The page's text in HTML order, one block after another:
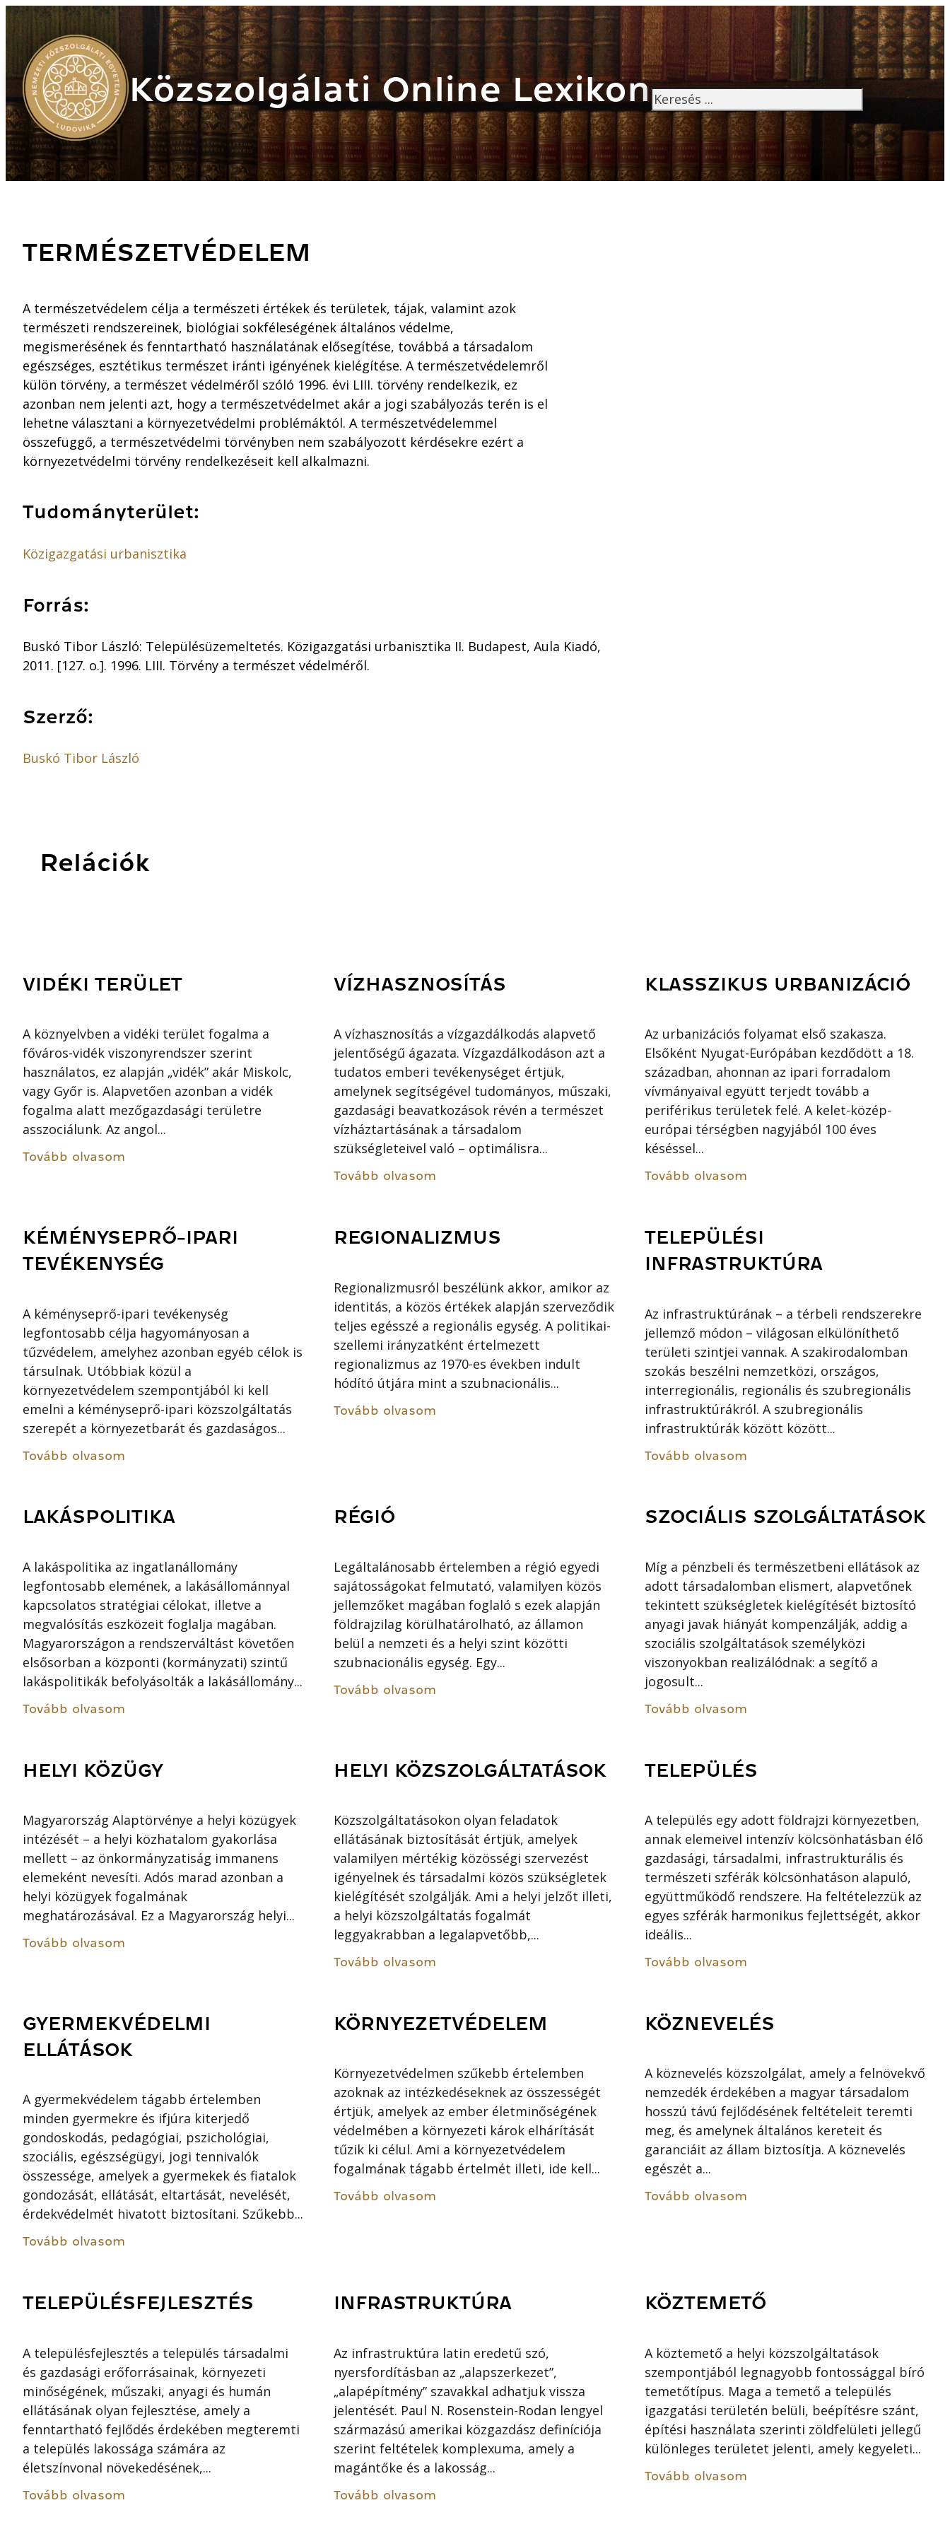
Közszolgálati Online Lexikon Keresés
TERMÉSZETVÉDELEM
A természetvédelem célja a természeti értékek és területek, tájak, valamint azok
természeti rendszereinek, biológiai sokféleségének általános védelme,
megismerésének és fenntartható használatának elősegítése, továbbá a társadalom
egészséges, esztétikus természet iránti igényének kielégítése. A természetvédelemről
külön törvény, a természet védelméről szóló 1996. évi LIII. törvény rendelkezik, ez
azonban nem jelenti azt, hogy a természetvédelmet akár a jogi szabályozás terén is el
lehetne választani a környezetvédelmi problémáktól. A természetvédelemmel
összefüggő, a természetvédelmi törvényben nem szabályozott kérdésekre ezért a
környezetvédelmi törvény rendelkezéseit kell alkalmazni.
Tudományterület:
Közigazgatási urbanisztika
Forrás:
Buskó Tibor László: Településüzemeltetés. Közigazgatási urbanisztika II. Budapest, Aula Kiadó,
2011. [127. o.]. 1996. LIII. Törvény a természet védelméről.
Szerző:
Buskó Tibor László
Relációk
VIDÉKI TERÜLET
A köznyelvben a vidéki terület fogalma a
főváros-vidék viszonyrendszer szerint
használatos, ez alapján „vidék” akár Miskolc,
vagy Győr is. Alapvetően azonban a vidék
fogalma alatt mezőgazdasági területre
asszociálunk. Az angol...
Tovább olvasom
VÍZHASZNOSÍTÁS
A vízhasznosítás a vízgazdálkodás alapvető
jelentőségű ágazata. Vízgazdálkodáson azt a
tudatos emberi tevékenységet értjük,
amelynek segítségével tudományos, műszaki,
gazdasági beavatkozások révén a természet
vízháztartásának a társadalom
szükségleteivel való – optimálisra...
Tovább olvasom
KLASSZIKUS URBANIZÁCIÓ
Az urbanizációs folyamat első szakasza.
Elsőként Nyugat-Európában kezdődött a 18.
században, ahonnan az ipari forradalom
vívmányaival együtt terjedt tovább a
periférikus területek felé. A kelet-közép-
európai térségben nagyjából 100 éves
késéssel...
Tovább olvasom
KÉMÉNYSEPRŐ-IPARI
TEVÉKENYSÉG
A kéményseprő-ipari tevékenység
legfontosabb célja hagyományosan a
tűzvédelem, amelyhez azonban egyéb célok is
társulnak. Utóbbiak közül a
környezetvédelem szempontjából ki kell
emelni a kéményseprő-ipari közszolgáltatás
szerepét a környezetbarát és gazdaságos...
Tovább olvasom
REGIONALIZMUS
Regionalizmusról beszélünk akkor, amikor az
identitás, a közös értékek alapján szerveződik
teljes egésszé a regionális egység. A politikai-
szellemi irányzatként értelmezett
regionalizmus az 1970-es években indult
hódító útjára mint a szubnacionális...
Tovább olvasom
TELEPÜLÉSI
INFRASTRUKTÚRA
Az infrastruktúrának – a térbeli rendszerekre
jellemző módon – világosan elkülöníthető
területi szintjei vannak. A szakirodalomban
szokás beszélni nemzetközi, országos,
interregionális, regionális és szubregionális
infrastruktúrákról. A szubregionális
infrastruktúrák között között...
Tovább olvasom
LAKÁSPOLITIKA
A lakáspolitika az ingatlanállomány
legfontosabb elemének, a lakásállománnyal
kapcsolatos stratégiai célokat, illetve a
megvalósítás eszközeit foglalja magában.
Magyarországon a rendszerváltást követően
elsősorban a központi (kormányzati) szintű
lakáspolitikák befolyásolták a lakásállomány...
Tovább olvasom
RÉGIÓ
Legáltalánosabb értelemben a régió egyedi
sajátosságokat felmutató, valamilyen közös
jellemzőket magában foglaló s ezek alapján
földrajzilag körülhatárolható, az államon
belül a nemzeti és a helyi szint közötti
szubnacionális egység. Egy...
Tovább olvasom
SZOCIÁLIS SZOLGÁLTATÁSOK
Míg a pénzbeli és természetbeni ellátások az
adott társadalomban elismert, alapvetőnek
tekintett szükségletek kielégítését biztosító
anyagi javak hiányát kompenzálják, addig a
szociális szolgáltatások személyközi
viszonyokban realizálódnak: a segítő a
jogosult...
Tovább olvasom
HELYI KÖZÜGY
Magyarország Alaptörvénye a helyi közügyek
intézését – a helyi közhatalom gyakorlása
mellett – az önkormányzatiság immanens
elemeként nevesíti. Adós marad azonban a
helyi közügyek fogalmának
meghatározásával. Ez a Magyarország helyi...
Tovább olvasom
HELYI KÖZSZOLGÁLTATÁSOK
Közszolgáltatásokon olyan feladatok
ellátásának biztosítását értjük, amelyek
valamilyen mértékig közösségi szervezést
igényelnek és társadalmi közös szükségletek
kielégítését szolgálják. Ami a helyi jelzőt illeti,
a helyi közszolgáltatás fogalmát
leggyakrabban a legalapvetőbb,...
Tovább olvasom
TELEPÜLÉS
A település egy adott földrajzi környezetben,
annak elemeivel intenzív kölcsönhatásban élő
gazdasági, társadalmi, infrastrukturális és
természeti szférák kölcsönhatáson alapuló,
együttműködő rendszere. Ha feltételezzük az
egyes szférák harmonikus fejlettségét, akkor
ideális...
Tovább olvasom
GYERMEKVÉDELMI
ELLÁTÁSOK
A gyermekvédelem tágabb értelemben
minden gyermekre és ifjúra kiterjedő
gondoskodás, pedagógiai, pszichológiai,
szociális, egészségügyi, jogi tennivalók
összessége, amelyek a gyermekek és fiatalok
gondozását, ellátását, eltartását, nevelését,
érdekvédelmét hivatott biztosítani. Szűkebb...
Tovább olvasom
KÖRNYEZETVÉDELEM
Környezetvédelmen szűkebb értelemben
azoknak az intézkedéseknek az összességét
értjük, amelyek az ember életminőségének
védelmében a környezeti károk elhárítását
tűzik ki célul. Ami a környezetvédelem
fogalmának tágabb értelmét illeti, ide kell...
Tovább olvasom
KÖZNEVELÉS
A köznevelés közszolgálat, amely a felnövekvő
nemzedék érdekében a magyar társadalom
hosszú távú fejlődésének feltételeit teremti
meg, és amelynek általános kereteit és
garanciáit az állam biztosítja. A köznevelés
egészét a...
Tovább olvasom
TELEPÜLÉSFEJLESZTÉS
A településfejlesztés a település társadalmi
és gazdasági erőforrásainak, környezeti
minőségének, műszaki, anyagi és humán
ellátásának olyan fejlesztése, amely a
fenntartható fejlődés érdekében megteremti
a település lakossága számára az
életszínvonal növekedésének,...
Tovább olvasom
INFRASTRUKTÚRA
Az infrastruktúra latin eredetű szó,
nyersfordításban az „alapszerkezet”,
„alapépítmény” szavakkal adhatjuk vissza
jelentését. Paul N. Rosenstein-Rodan lengyel
származású amerikai közgazdász definíciója
szerint feltételek komplexuma, amely a
magántőke és a lakosság...
Tovább olvasom
KÖZTEMETŐ
A köztemető a helyi közszolgáltatások
szempontjából legnagyobb fontossággal bíró
temetőtípus. Maga a temető a település
igazgatási területén belüli, beépítésre szánt,
építési használata szerinti zöldfelületi jellegű
különleges területet jelenti, amely kegyeleti...
Tovább olvasom